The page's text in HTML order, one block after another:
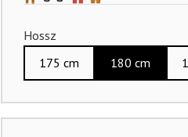
Hossz
175 cm
180 cm